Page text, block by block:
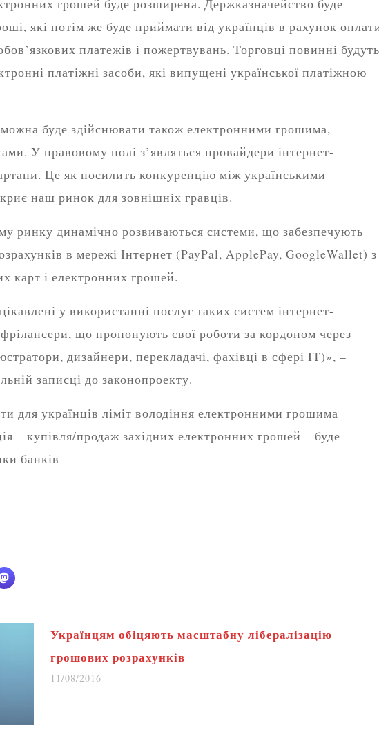
грошей буде розширена. Держказначейство буде
які потім же буде приймати від українців в рахунок
платежів і пожертвувань. Торговці повинні будуть
платіжні засоби, які випущені української платіжною
можна буде здійснювати також електронними грошима,
У правовому полі з’являться провайдери інтернет-
Це як посилить конкуренцію між українськими
наш ринок для зовнішніх гравців.
ринку динамічно розвиваються системи, що забезпечують
в мережі Інтернет (PayPal, ApplePay, GoogleWallet) з
карт і електронних грошей.
у використанні послуг таких систем інтернет-
що пропонують свої роботи за кордоном через
дизайнери, перекладачі, фахівці в сфері IT)», –
записці до законопроекту.
для українців ліміт володіння електронними грошима
– купівля/продаж західних електронних грошей – буде
банків
Українцям обіцяють масштабну лібералізацію
грошових розрахунків
11/08/2016